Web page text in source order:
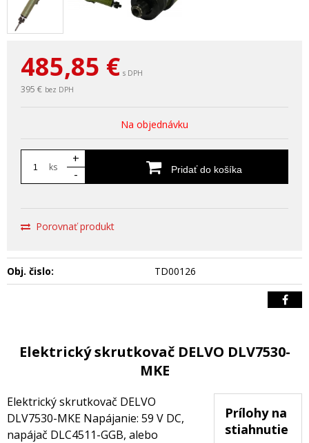
485,85 € s DPH
395 € bez DPH
Na objednávku
ks
+
-
Pridať do košíka
Porovnať produkt
Obj. čislo: TD00126
Elektrický skrutkovač DELVO DLV7530-
MKE
Prílohy na
stiahnutie
Elektrický skrutkovač DELVO
DLV7530-MKE Napájanie: 59 V DC,
napájač DLC4511-GGB, alebo